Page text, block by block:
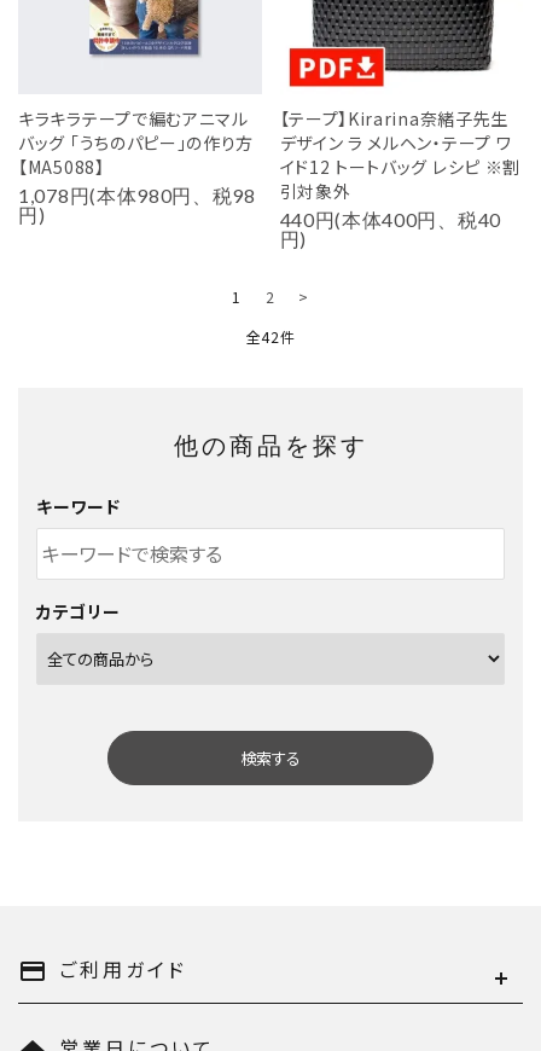
キラキラテープで編むアニマル
バッグ 「うちのパピー」の作り方
【MA5088】
1,078円(本体980円、税98
円)
【テープ】Kirarina奈緒子先生
デザイン ラ メルヘン・テープ ワ
イド12 トートバッグ レシピ ※割
引対象外
440円(本体400円、税40
円)
1 2
>
全42件
他の商品を探す
キーワード
カテゴリー
検索する
キーワード
payment ご利用ガイド